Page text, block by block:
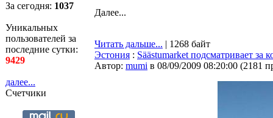
За сегодня: 1037
Уникальных
пользователей за
последние сутки:
9429
далее...
Счетчики
Далее...
Читать дальше... | 1268 байт
Эстония : Säästumarket подсматривает
Автор: mumi в 08/09/2009 08:20:00 (2181